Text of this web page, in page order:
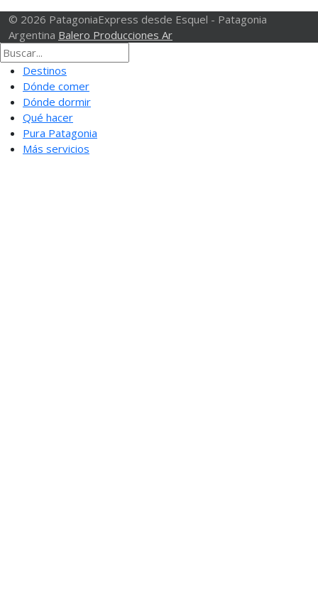
© 2026 PatagoniaExpress desde Esquel - Patagonia
Argentina Balero Producciones Ar
Destinos
Dónde comer
Dónde dormir
Qué hacer
Pura Patagonia
Más servicios